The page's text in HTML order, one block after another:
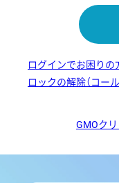
ログインでお困りの
ロックの解除（コー
GMOク